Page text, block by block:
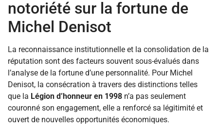
notoriété sur la fortune de
Michel Denisot
La reconnaissance institutionnelle et la consolidation de la
réputation sont des facteurs souvent sous-évalués dans
l’analyse de la fortune d’une personnalité. Pour Michel
Denisot, la consécration à travers des distinctions telles
que la Légion d’honneur en 1998 n’a pas seulement
couronné son engagement, elle a renforcé sa légitimité et
ouvert de nouvelles opportunités économiques.